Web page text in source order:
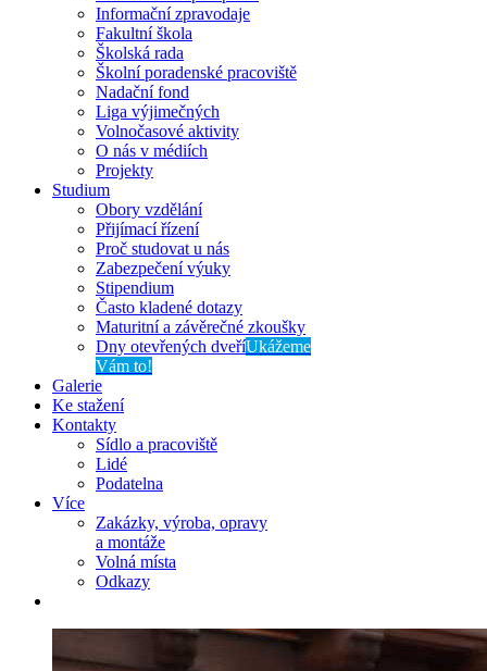
Informační zpravodaje
Fakultní škola
Školská rada
Školní poradenské pracoviště
Nadační fond
Liga výjimečných
Volnočasové aktivity
O nás v médiích
Projekty
Studium
Obory vzdělání
Přijímací řízení
Proč studovat u nás
Zabezpečení výuky
Stipendium
Často kladené dotazy
Maturitní a závěrečné zkoušky
Dny otevřených dveříUkážeme
Vám to!
Galerie
Ke stažení
Kontakty
Sídlo a pracoviště
Lidé
Podatelna
Více
Zakázky, výroba, opravy
a montáže
Volná místa
Odkazy